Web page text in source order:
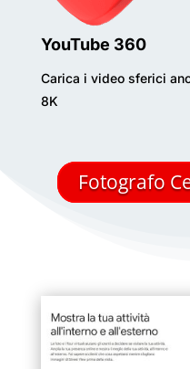
YouTube 360
Carica i video sferici
8K
Fotografo